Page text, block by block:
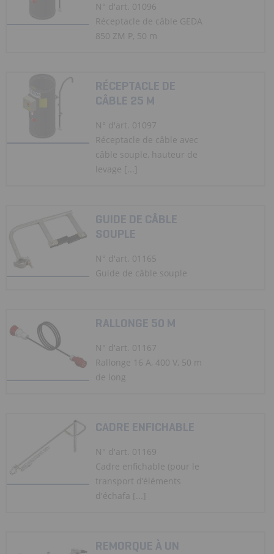
N° d'art. 01096
Réceptacle de câble GEDA
850 ZM P, 50 m
RÉCEPTACLE DE
CÂBLE 25 M
N° d'art. 01097
Réceptacle de câble avec
câble souple, hauteur de
levage [...]
GUIDE DE CÂBLE
SOUPLE
N° d'art. 01165
Guide de câble souple
RALLONGE 50 M
N° d'art. 01167
Rallonge 16 A, 400 V, 50 m
de long
CADRE ENFICHABLE
N° d'art. 01169
Cadre enfichable (pour le
transport d’éléments
d'échafa [...]
REMORQUE À UN